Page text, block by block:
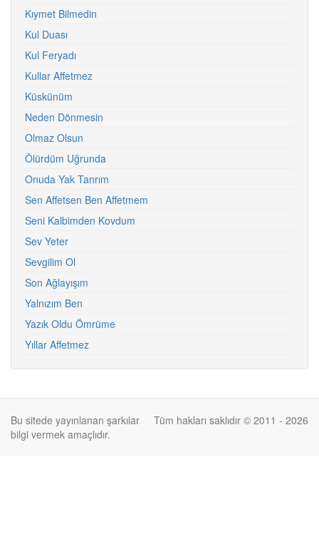
Kıymet Bilmedin
Kul Duası
Kul Feryadı
Kullar Affetmez
Küskünüm
Neden Dönmesin
Olmaz Olsun
Ölürdüm Uğrunda
Onuda Yak Tanrım
Sen Affetsen Ben Affetmem
Seni Kalbimden Kovdum
Sev Yeter
Sevgilim Ol
Son Ağlayışım
Yalnızım Ben
Yazık Oldu Ömrüme
Yıllar Affetmez
Tüm hakları saklıdır © 2011 - 2026
Bu sitede yayınlanan şarkılar
bilgi vermek amaçlıdır.